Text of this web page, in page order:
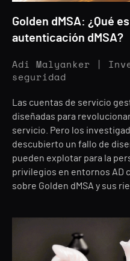
Golden dMSA: ¿Qué
autenticación dMSA?
Adi Malyanker |
seguridad
Las cuentas de servicio
diseñadas para
servicio. Pero los
descubierto un fallo de
pueden explotar para la
privilegios en entornos AD
sobre Golden dMSA y sus